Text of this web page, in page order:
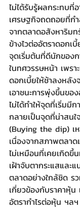
ไม่ได้รับรู้ผลกระทบที่
เศรษฐกิจถดถอยที่ก
จากตลาดอสังหาริม
ข้างไวต่ออัตราดอกเ
จุดเริ่มต้นที่ดีนักของ
ในทศวรรษหน้า เพรา
ดอกเบี้ยให้ช้าลงหลัง
เอาชนะการพุ่งขึ้นขอ
ไม่ได้ทำให้จุดที่เริ่มมี
กลายเป็นจุดที่น่าสนใ
(Buying the dip) เ
เนื่องจากสภาพตลา
ไม่เหมือนที่เคยเกิด
เฝ้าจับตากระแสและ
ตลาดอย่างใกล้ชิด ร
เกี่ยวข้องกับราคาหุ้
อัตรากำไรต่อหุ้น ฯลฯ